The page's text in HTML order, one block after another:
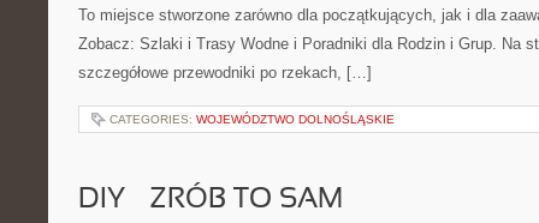
To miejsce stworzone zarówno dla początkujących, jak i dla
Zobacz: Szlaki i Trasy Wodne i Poradniki dla Rodzin i Grup. Na
szczegółowe przewodniki po rzekach, […]
CATEGORIES: WOJEWÓDZTWO DOLNOŚLĄSKIE
DIY – ZRÓB TO SAM